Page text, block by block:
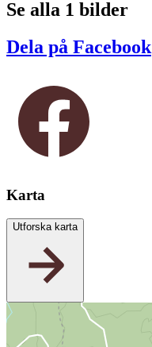
Se alla 1 bilder
Dela på Facebook
Karta
Utforska karta